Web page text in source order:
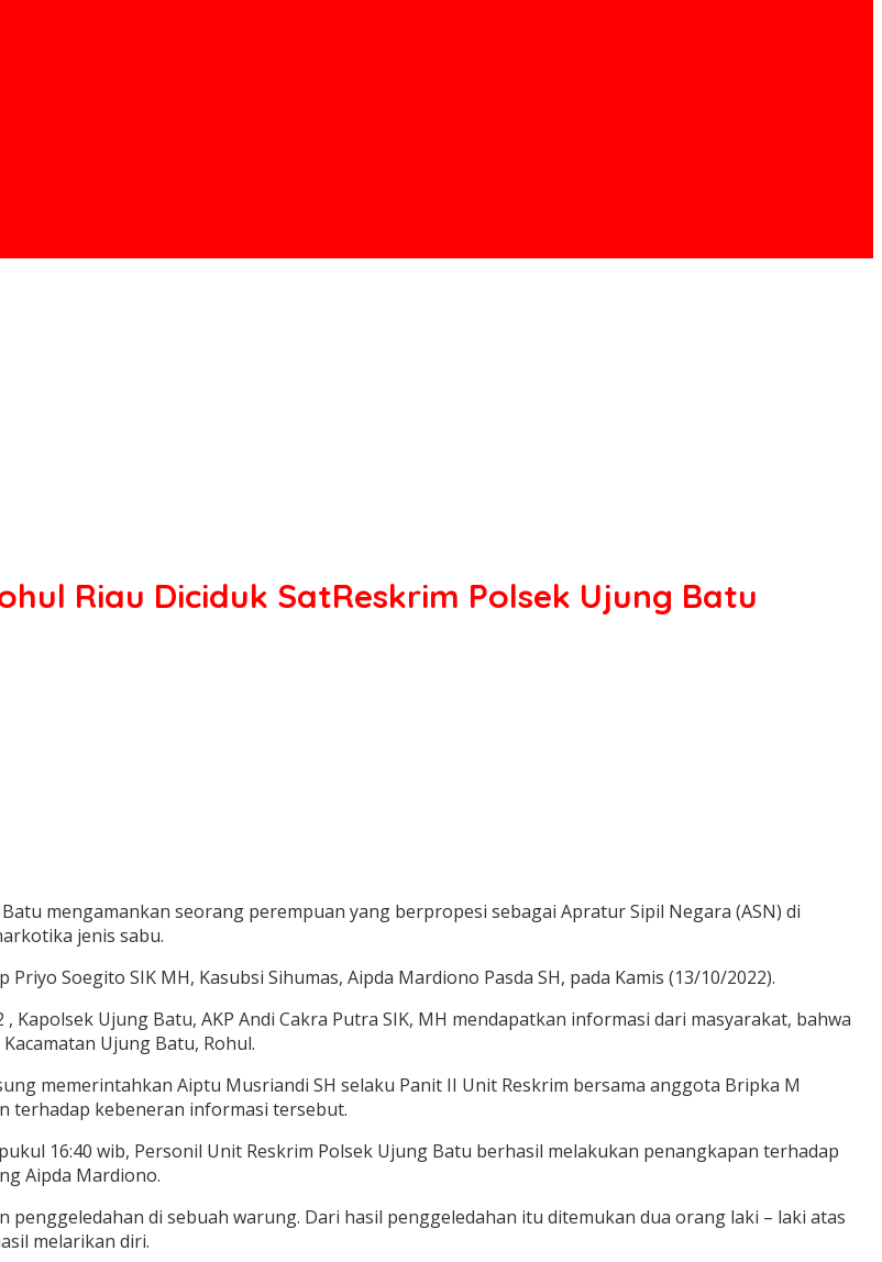
Riau Diciduk SatReskrim Polsek Ujung Batu
mengamankan seorang perempuan yang berpropesi sebagai Apratur Sipil Negara (ASN) di
jenis sabu.
Soegito SIK MH, Kasubsi Sihumas, Aipda Mardiono Pasda SH, pada Kamis (13/10/2022).
Ujung Batu, AKP Andi Cakra Putra SIK, MH mendapatkan informasi dari masyarakat, bahwa
Ujung Batu, Rohul.
memerintahkan Aiptu Musriandi SH selaku Panit II Unit Reskrim bersama anggota Bripka M
terhadap kebeneran informasi tersebut.
16:40 wib, Personil Unit Reskrim Polsek Ujung Batu berhasil melakukan penangkapan terhadap
Aipda Mardiono.
di sebuah warung. Dari hasil penggeledahan itu ditemukan dua orang laki – laki atas
melarikan diri.